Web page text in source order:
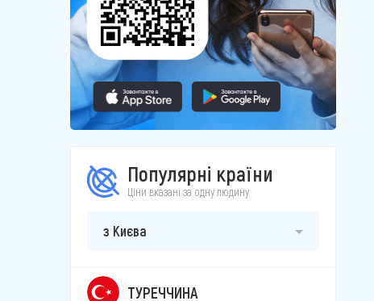
Популярні країни
Ціни вказані за одну людину
з Києва
ТУРЕЧЧИНА